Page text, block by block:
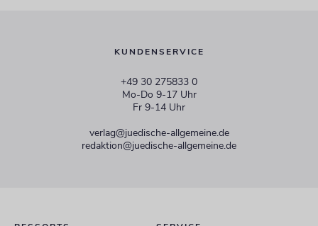
KUNDENSERVICE
+49 30 275833 0
Mo-Do 9-17 Uhr
Fr 9-14 Uhr
verlag@juedische-allgemeine.de
redaktion@juedische-allgemeine.de